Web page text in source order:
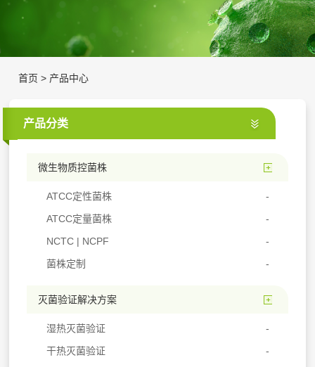
首页 > 产品中心
产品分类
微生物质控菌株
ATCC定性菌株
ATCC定量菌株
NCTC | NCPF
菌株定制
灭菌验证解决方案
湿热灭菌验证
干热灭菌验证